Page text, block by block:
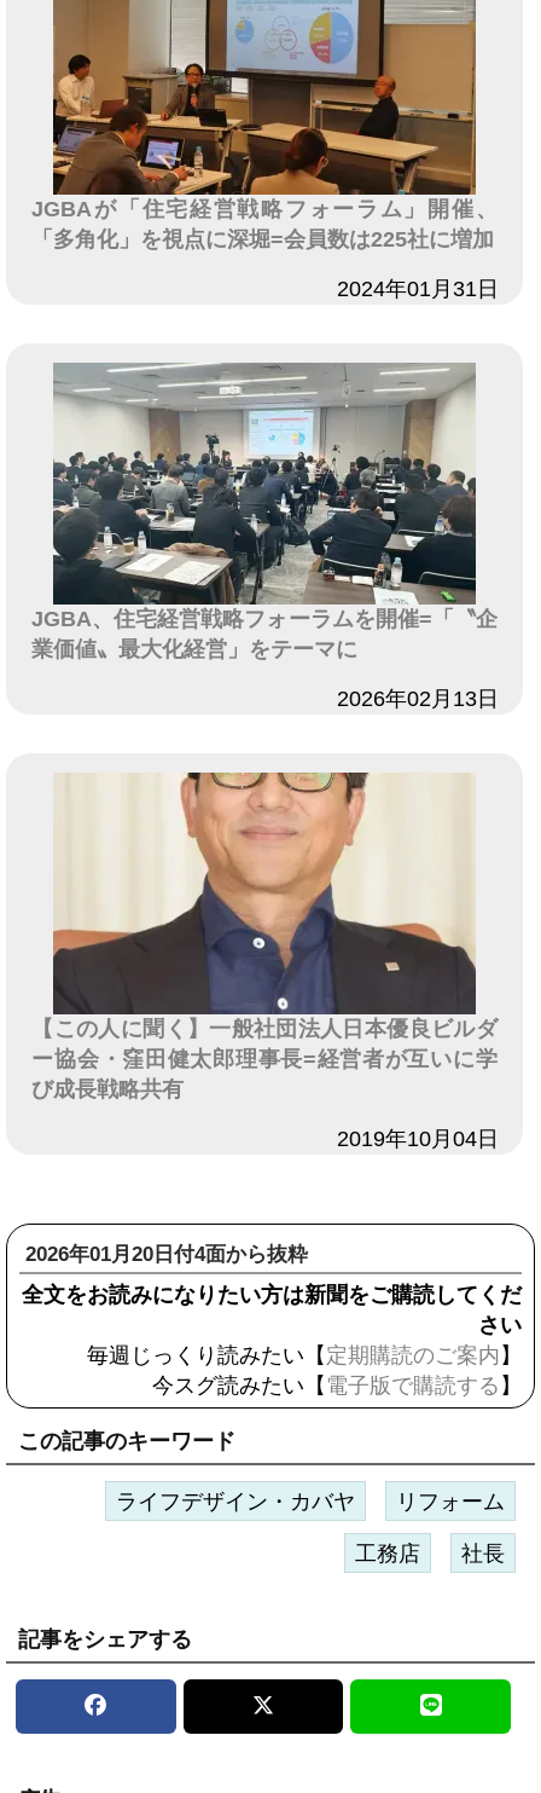
JGBAが「住宅経営戦略フォーラム」開催、
「多角化」を視点に深堀=会員数は225社に増加
2024年01月31日
JGBA、住宅経営戦略フォーラムを開催=「〝企
業価値〟最大化経営」をテーマに
2026年02月13日
【この人に聞く】一般社団法人日本優良ビルダ
ー協会・窪田健太郎理事長=経営者が互いに学
び成長戦略共有
2019年10月04日
2026年01月20日付4面から抜粋
全文をお読みになりたい方は新聞をご購読してくだ
さい
毎週じっくり読みたい【 定期購読のご案内 】
今スグ読みたい【 電子版で購読する 】
この記事のキーワード
ライフデザイン・カバヤ リフォーム
工務店 社長
記事をシェアする